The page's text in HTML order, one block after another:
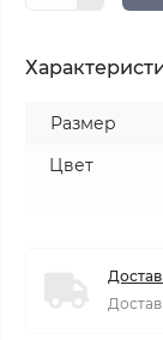
Размер
Цвет